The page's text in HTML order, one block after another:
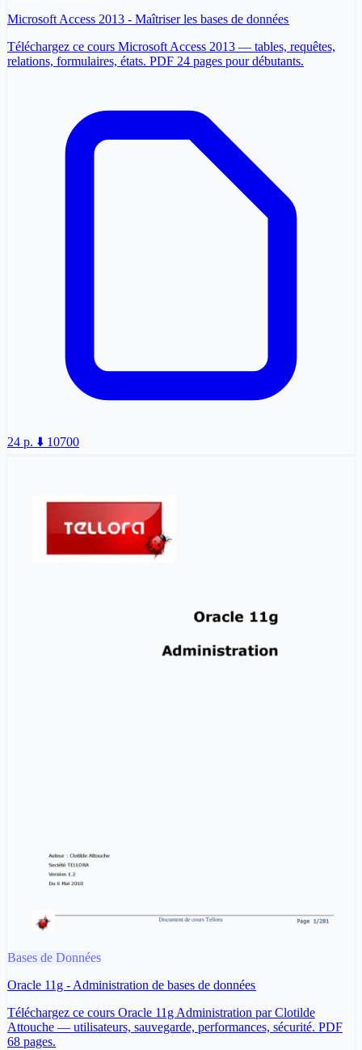
Microsoft Access 2013 - Maîtriser les bases de données
Téléchargez ce cours Microsoft Access 2013 — tables, requêtes,
relations, formulaires, états. PDF 24 pages pour débutants.
24 p. ⬇️ 10700
Bases de Données
Oracle 11g - Administration de bases de données
Téléchargez ce cours Oracle 11g Administration par Clotilde
Attouche — utilisateurs, sauvegarde, performances, sécurité. PDF
68 pages.